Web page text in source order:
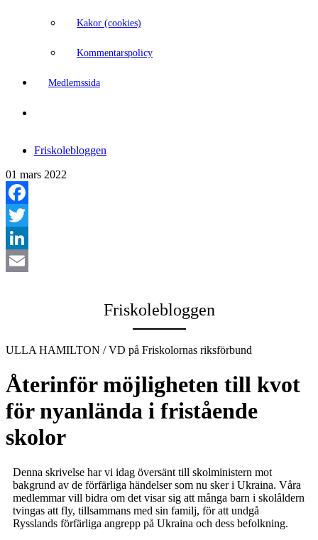
Kakor (cookies)
Kommentarspolicy
Medlemssida
Friskolebloggen
01 mars 2022
Facebook
Twitter
LinkedIn
Friskolebloggen
ULLA HAMILTON / VD på Friskolornas riksförbund
Återinför möjligheten till kvot
för nyanlända i fristående
skolor
Denna skrivelse har vi idag översänt till skolministern mot
bakgrund av de förfärliga händelser som nu sker i Ukraina. Våra
medlemmar vill bidra om det visar sig att många barn i skolåldern
tvingas att fly, tillsammans med sin familj, för att undgå
Rysslands förfärliga angrepp på Ukraina och dess befolkning.